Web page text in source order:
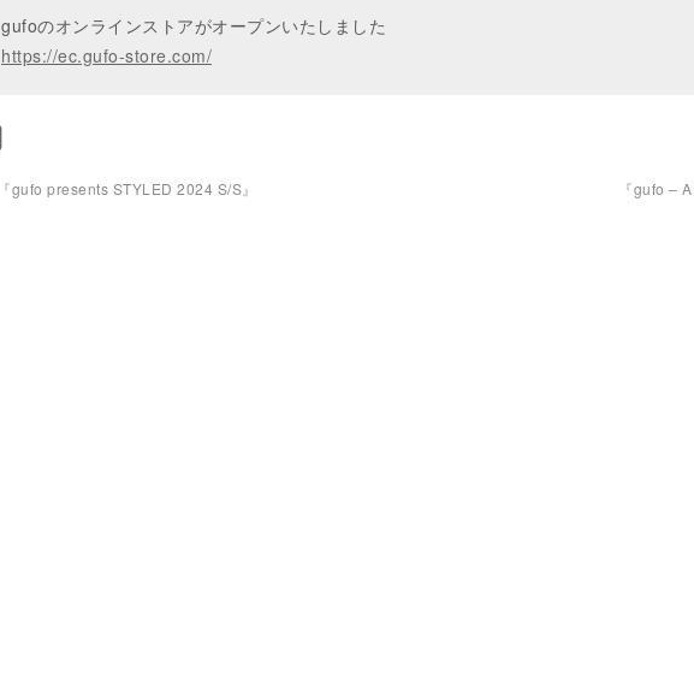
gufoのオンラインストアがオープンいたしました
https://ec.gufo-store.com/
『gufo presents STYLED 2024 S/S』 『gufo –